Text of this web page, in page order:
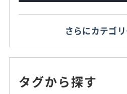
さらにカテゴ
タグから探す